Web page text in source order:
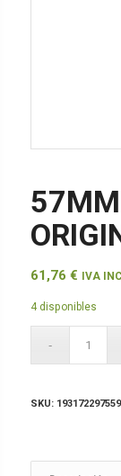
57MM
61,76 € IVA
4 disponibles
SKU: 193172297559